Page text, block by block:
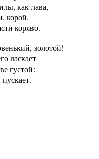
как лава,
корой,
коряво.
золотой!
ласкает
густой: